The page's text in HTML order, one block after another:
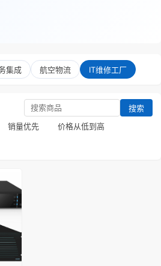
集成 航空物流 IT维修工厂
搜索
销量优先
价格从低到高